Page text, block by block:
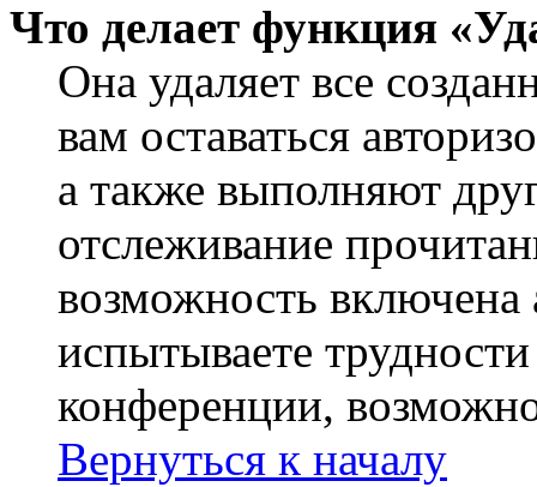
Что делает функция
Она удаляет все
вам оставаться
а также выполняют
отслеживание
возможность
испытываете
конференции,
Вернуться к началу